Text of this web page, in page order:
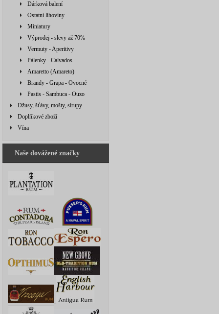
Dárková balení
Ostatní lihoviny
Miniatury
Výprodej - slevy až 70%
Vermuty - Aperitivy
Pálenky - Calvados
Amaretto (Amareto)
Brandy - Grapa - Ovocné
Pastis - Sambuca - Ouzo
Džusy, šťávy, mošty, sirupy
Doplňkové zboží
Vína
Naše dovážené značky